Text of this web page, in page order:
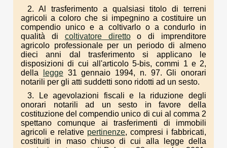
2. Al trasferimento a qualsiasi titolo di terreni
agricoli a coloro che si impegnino a costituire un
compendio unico e a coltivarlo o a condurlo in
qualità di coltivatore direttoo di imprenditore
agricolo professionale per un periodo di almeno
dieci anni dal trasferimento si applicano le
disposizioni di cui all'articolo 5-bis, commi 1 e 2,
della
legge31 gennaio 1994, n. 97. Gli onorari
notarili per gli atti suddetti sono ridotti ad un sesto.
3. Le agevolazioni fiscali e la riduzione degli
onorari notarili ad un sesto in favore della
costituzione del compendio unico di cui al comma 2
spettano comunque ai trasferimenti di immobili
agricoli e relative pertinenze, compresi i fabbricati,
costituiti in maso chiuso di cui alla legge della